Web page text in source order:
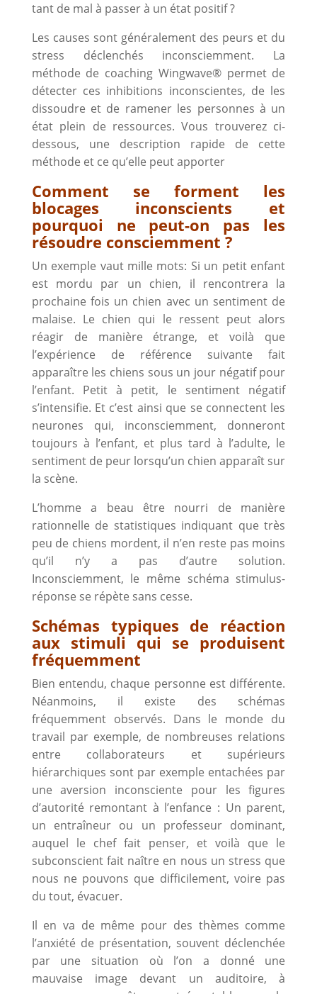
tant de mal à passer à un état positif ?
Les causes sont généralement des peurs et du
stress déclenchés inconsciemment. La
méthode de coaching Wingwave® permet de
détecter ces inhibitions inconscientes, de les
dissoudre et de ramener les personnes à un
état plein de ressources. Vous trouverez ci-
dessous, une description rapide de cette
méthode et ce qu’elle peut apporter
Comment se forment les
blocages inconscients et
pourquoi ne peut-on pas les
résoudre consciemment ?
Un exemple vaut mille mots: Si un petit enfant
est mordu par un chien, il rencontrera la
prochaine fois un chien avec un sentiment de
malaise. Le chien qui le ressent peut alors
réagir de manière étrange, et voilà que
l’expérience de référence suivante fait
apparaître les chiens sous un jour négatif pour
l’enfant. Petit à petit, le sentiment négatif
s’intensifie. Et c’est ainsi que se connectent les
neurones qui, inconsciemment, donneront
toujours à l’enfant, et plus tard à l’adulte, le
sentiment de peur lorsqu’un chien apparaît sur
la scène.
L’homme a beau être nourri de manière
rationnelle de statistiques indiquant que très
peu de chiens mordent, il n’en reste pas moins
qu’il n’y a pas d’autre solution.
Inconsciemment, le même schéma stimulus-
réponse se répète sans cesse.
Schémas typiques de réaction
aux stimuli qui se produisent
fréquemment
Bien entendu, chaque personne est différente.
Néanmoins, il existe des schémas
fréquemment observés. Dans le monde du
travail par exemple, de nombreuses relations
entre collaborateurs et supérieurs
hiérarchiques sont par exemple entachées par
une aversion inconsciente pour les figures
d’autorité remontant à l’enfance : Un parent,
un entraîneur ou un professeur dominant,
auquel le chef fait penser, et voilà que le
subconscient fait naître en nous un stress que
nous ne pouvons que difficilement, voire pas
du tout, évacuer.
Il en va de même pour des thèmes comme
l’anxiété de présentation, souvent déclenchée
par une situation où l’on a donné une
mauvaise image devant un auditoire, à